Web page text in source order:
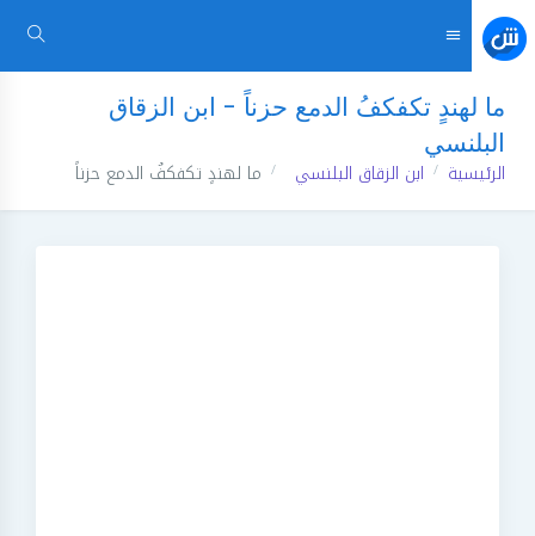
ما لهندٍ تكفكفُ الدمع حزناً - ابن الزقاق
البلنسي
الرئيسية ابن الزقاق البلنسي ما لهندٍ تكفكفُ الدمع حزناً